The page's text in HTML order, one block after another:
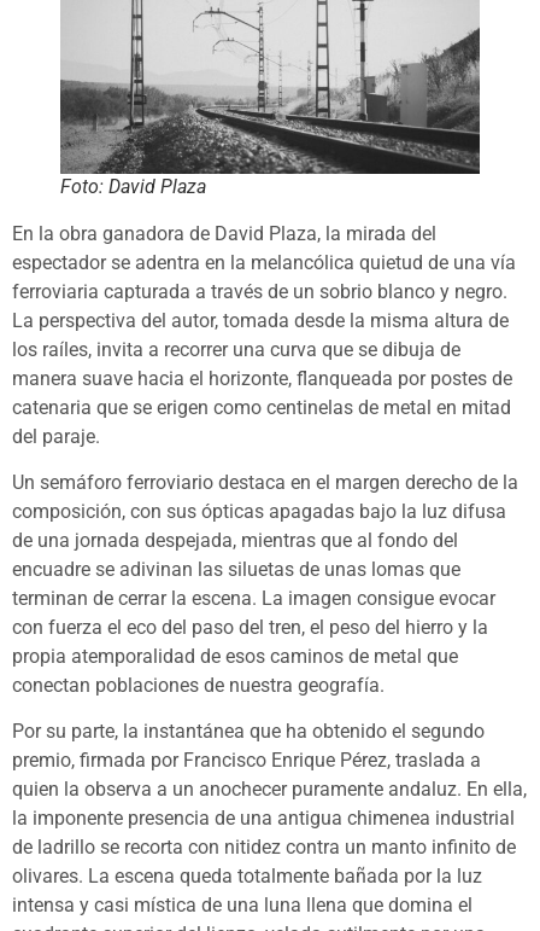
Foto: David Plaza
En la obra ganadora de David Plaza, la mirada del
espectador se adentra en la melancólica quietud de una vía
ferroviaria capturada a través de un sobrio blanco y negro.
La perspectiva del autor, tomada desde la misma altura de
los raíles, invita a recorrer una curva que se dibuja de
manera suave hacia el horizonte, flanqueada por postes de
catenaria que se erigen como centinelas de metal en mitad
del paraje.
Un semáforo ferroviario destaca en el margen derecho de la
composición, con sus ópticas apagadas bajo la luz difusa
de una jornada despejada, mientras que al fondo del
encuadre se adivinan las siluetas de unas lomas que
terminan de cerrar la escena. La imagen consigue evocar
con fuerza el eco del paso del tren, el peso del hierro y la
propia atemporalidad de esos caminos de metal que
conectan poblaciones de nuestra geografía.
Por su parte, la instantánea que ha obtenido el segundo
premio, firmada por Francisco Enrique Pérez, traslada a
quien la observa a un anochecer puramente andaluz. En ella,
la imponente presencia de una antigua chimenea industrial
de ladrillo se recorta con nitidez contra un manto infinito de
olivares. La escena queda totalmente bañada por la luz
intensa y casi mística de una luna llena que domina el